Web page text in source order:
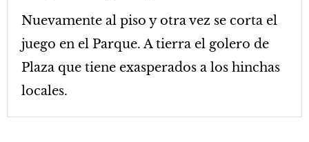
Nuevamente al piso y otra vez se corta el
juego en el Parque. A tierra el golero de
Plaza que tiene exasperados a los hinchas
locales.